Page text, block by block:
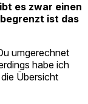
es zwar einen
ist das
umgerechnet
habe ich
Übersicht